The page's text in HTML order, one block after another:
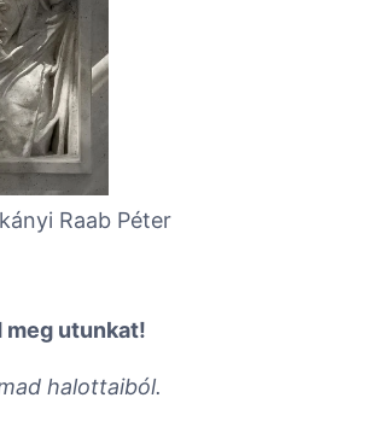
Raab Péter
meg utunkat!
halottaiból.